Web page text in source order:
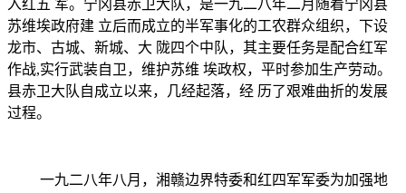
入红五 军。宁冈县赤卫大队，是一九二八年二月随着宁冈县
苏维埃政府建 立后而成立的半军事化的工农群众组织，下设
龙市、古城、新城、大 陇四个中队，其主要任务是配合红军
作战,实行武装自卫，维护苏维 埃政权，平时参加生产劳动。
县赤卫大队自成立以来，几经起落，经 历了艰难曲折的发展
过程。
一九二八年八月，湘赣边界特委和红四军军委为加强地